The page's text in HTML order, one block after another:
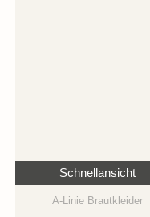
Schnellansicht
A-Linie Brautkleider